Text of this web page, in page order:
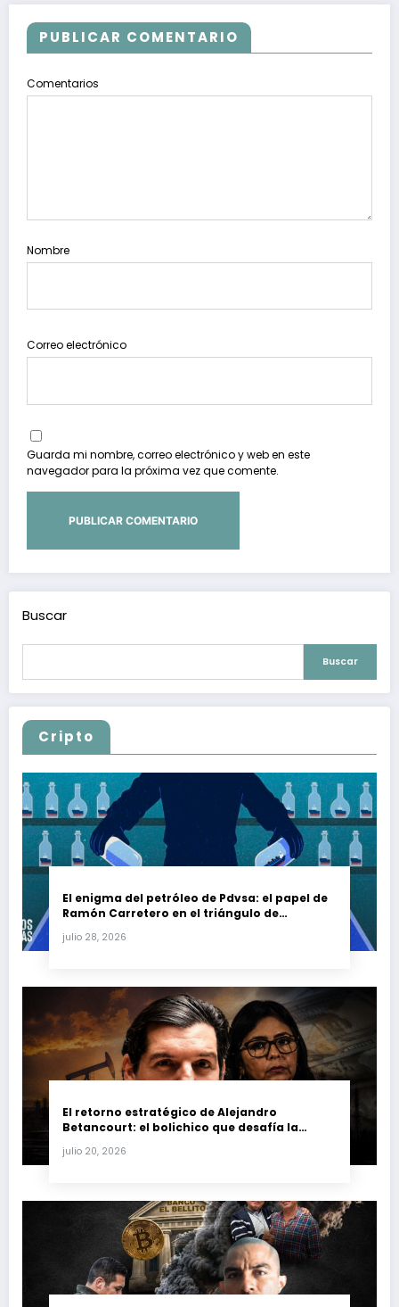
PUBLICAR COMENTARIO
Comentarios
Nombre
Correo electrónico
Guarda mi nombre, correo electrónico y web en este
navegador para la próxima vez que comente.
Buscar
Buscar
Cripto
El enigma del petróleo de Pdvsa: el papel de
Ramón Carretero en el triángulo de
julio 28, 2026
El retorno estratégico de Alejandro
Betancourt: el bolichico que desafía la
petrolera venezolana
julio 20, 2026